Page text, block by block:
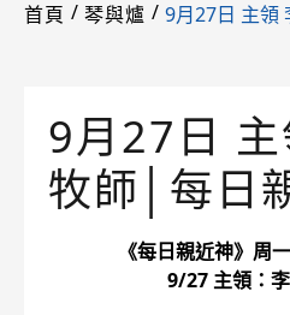
首頁 / 琴與爐 / 9月27日 主領
9月27日
牧師│每日
《每日親近神》周
9/27 主領：